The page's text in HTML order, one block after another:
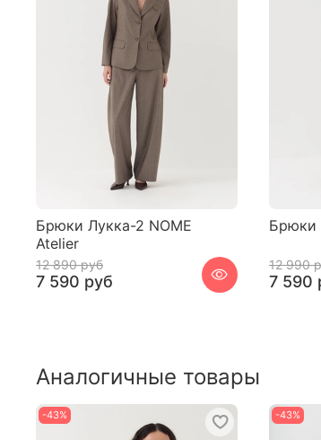
Брюки Лукка-2 NOME
Atelier
12 890 руб
7 590 руб
Брюки
12 990
7 590
Аналогичные товары
-43% -43%